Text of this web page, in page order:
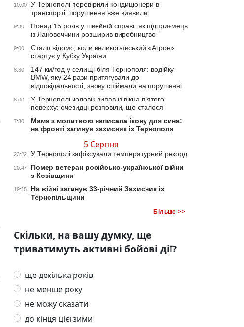
10:00
У Тернополі перевірили кондиціонери в
транспорті: порушення вже виявили
9:30
Понад 15 років у швейній справі: як підприємець
із Лановеччини розширив виробництво
9:00
Стало відомо, коли великогаївський «Агрон»
стартує у Кубку України
8:30
147 км/год у селищі біля Тернополя: водійку
BMW, яку 24 рази притягували до
відповідальності, знову спіймали на порушенні
8:00
У Тернополі чоловік випав із вікна п’ятого
поверху: очевидці розповіли, що сталося
7:30
Мама з молитвою написала ікону для сина:
на фронті загинув захисник із Тернополя
5 Серпня
23:22 У Тернополі зафіксували температурний рекорд
20:47
Помер ветеран російсько-української війни
з Козівщини
19:15
На війні загинув 33-річний Захисник із
Тернопільщини
Більше >>
Скільки, на вашу думку, ще
триватимуть активні бойові дії?
ще декілька років
не менше року
не можу сказати
до кінця цієї зими